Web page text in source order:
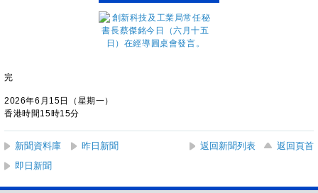
完
2026年6月15日（星期一）
香港時間15時15分
新聞資料庫 昨日新聞 返回新聞列表
返回頁首
即日新聞